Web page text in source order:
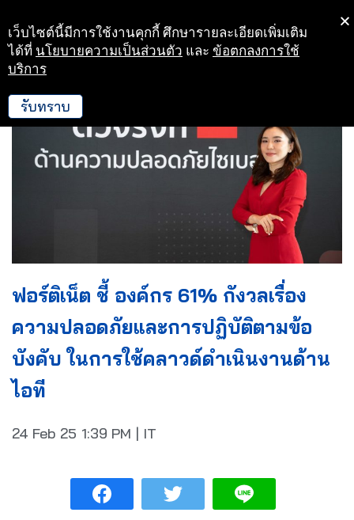
Skip
to
ฟอร์ติเน็ต ชี้ องค์กร 61% กังวลเรื่อง
ความปลอดภัยและการปฏิบัติตามข้อ
บังคับ ในการใช้คลาวด์ดำเนินงานด้าน
ไอที
24 Feb 25 1:39 PM | IT
เว็บไซต์นี้มีการใช้งานคุกกี้ ศึกษารายละเอียดเพิ่มเติม
ได้ที่ นโยบายความเป็นส่วนตัว และ ข้อตกลงการใช้
บริการ
รับทราบ